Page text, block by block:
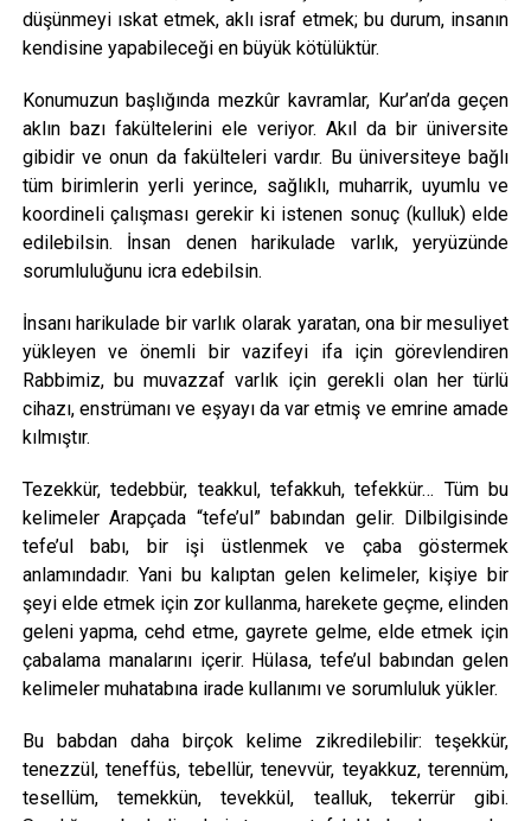
düşünmeyi ıskat etmek, aklı israf etmek; bu durum, insanın
kendisine yapabileceği en büyük kötülüktür.
Konumuzun başlığında mezkûr kavramlar, Kur’an’da geçen
aklın bazı fakültelerini ele veriyor. Akıl da bir üniversite
gibidir ve onun da fakülteleri vardır. Bu üniversiteye bağlı
tüm birimlerin yerli yerince, sağlıklı, muharrik, uyumlu ve
koordineli çalışması gerekir ki istenen sonuç (kulluk) elde
edilebilsin. İnsan denen harikulade varlık, yeryüzünde
sorumluluğunu icra edebilsin.
İnsanı harikulade bir varlık olarak yaratan, ona bir mesuliyet
yükleyen ve önemli bir vazifeyi ifa için görevlendiren
Rabbimiz, bu muvazzaf varlık için gerekli olan her türlü
cihazı, enstrümanı ve eşyayı da var etmiş ve emrine amade
kılmıştır.
Tezekkür, tedebbür, teakkul, tefakkuh, tefekkür… Tüm bu
kelimeler Arapçada “tefe’ul” babından gelir. Dilbilgisinde
tefe’ul babı, bir işi üstlenmek ve çaba göstermek
anlamındadır. Yani bu kalıptan gelen kelimeler, kişiye bir
şeyi elde etmek için zor kullanma, harekete geçme, elinden
geleni yapma, cehd etme, gayrete gelme, elde etmek için
çabalama manalarını içerir. Hülasa, tefe’ul babından gelen
kelimeler muhatabına irade kullanımı ve sorumluluk yükler.
Bu babdan daha birçok kelime zikredilebilir: teşekkür,
tenezzül, teneffüs, tebellür, tenevvür, teyakkuz, terennüm,
tesellüm, temekkün, tevekkül, tealluk, tekerrür gibi.